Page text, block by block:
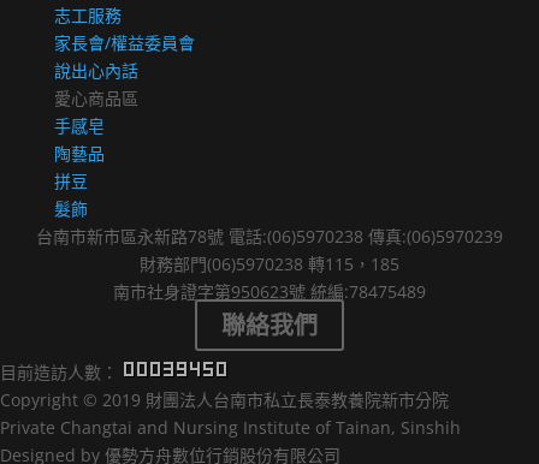
志工服務
家長會/權益委員會
說出心內話
愛心商品區
手感皂
陶藝品
拼豆
髮飾
台南市新市區永新路78號 電話:(06)5970238 傳真:(06)5970239
財務部門(06)5970238 轉115，185
南市社身證字第950623號 統編:78475489
聯絡我們
目前造訪人數：
Copyright © 2019 財團法人台南市私立長泰教養院新市分院
Private Changtai and Nursing Institute of Tainan, Sinshih
Designed by 優勢方舟數位行銷股份有限公司